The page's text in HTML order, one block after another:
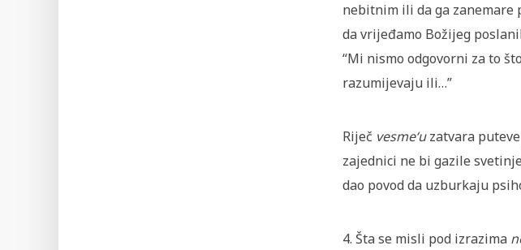
nebitnim ili da ga zanemare
da vrijeđamo Božijeg
“Mi nismo odgovorni za to
razumijevaju ili…”
Riječ vesme‘uzatvara
zajednici ne bi gazile
dao povod da uzburkaju
4. Šta se misli pod izrazima